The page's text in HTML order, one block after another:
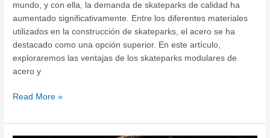
mundo, y con ella, la demanda de skateparks de calidad ha
aumentado significativamente. Entre los diferentes materiales
utilizados en la construcción de skateparks, el acero se ha
destacado como una opción superior. En este artículo,
exploraremos las ventajas de los skateparks modulares de
acero y
Read More »